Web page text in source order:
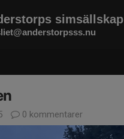
simsällskap
0 kommentarer